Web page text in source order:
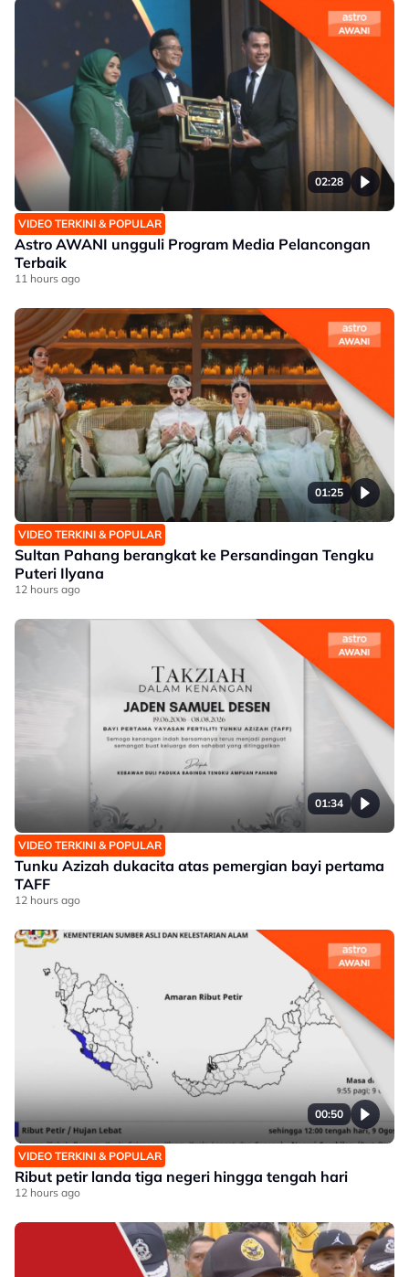
02:28
VIDEO TERKINI & POPULAR
Astro AWANI ungguli Program Media Pelancongan
Terbaik
11 hours ago
01:25
VIDEO TERKINI & POPULAR
Sultan Pahang berangkat ke Persandingan Tengku
Puteri Ilyana
12 hours ago
01:34
VIDEO TERKINI & POPULAR
Tunku Azizah dukacita atas pemergian bayi pertama
TAFF
12 hours ago
00:50
VIDEO TERKINI & POPULAR
Ribut petir landa tiga negeri hingga tengah hari
12 hours ago